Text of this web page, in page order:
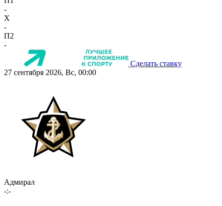
-
X
-
П2
-
Сделать ставку
27 сентября 2026, Вс, 00:00
Адмирал
-:-